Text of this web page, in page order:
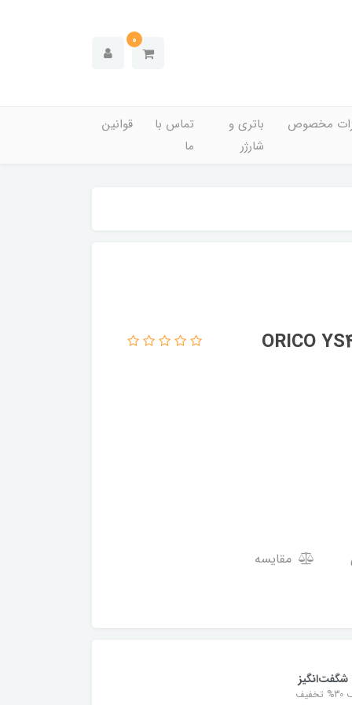
0
مخصوص
باتری و
شارژر
تماس با
ما
قوانین
مقایسه